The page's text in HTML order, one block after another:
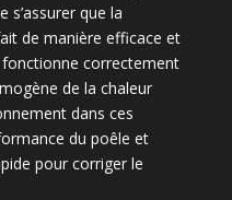
s’assurer que la
de manière efficace et
correctement
de la chaleur
dans ces
du poêle et
pour corriger le